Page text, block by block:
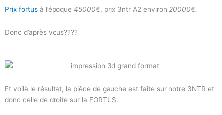
Prix fortus à l’époque 45000€, prix 3ntr A2 environ 20000€.
Donc d’après vous????
Et voilà le résultat, la pièce de gauche est faite sur notre 3NTR et
donc celle de droite sur la FORTUS.